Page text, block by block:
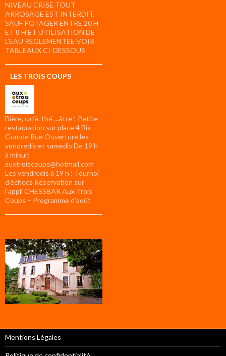
NIVEAU CRISE TOUT
ARROSAGE EST INTERDIT,
SAUF POTAGER ENTRE 20 H
ET 8 H ET UTILISATION DE
L’EAU RÉGLEMENTÉE VOIR
TABLEAUX CI-DESSOUS
LES TROIS COUPS
Bière, café, thé …âtre ! Petite
restauration sur place 4 Bis
Grande Rue Ouverture les
vendredis et samedis De 19 h
à minuit
auxtroiscoups@hotmail.com
Les vendredis à 19 h : Tournoi
d’échecs Réservation sur
l’appli CHESSBAR Aux Trois
Coups – Programme d’août
Mentions Légales